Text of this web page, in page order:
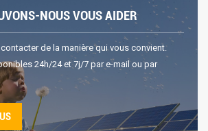
NOUS VOUS AIDER
de la manière qui vous convient.
24h/24 et 7j/7 par e-mail ou par